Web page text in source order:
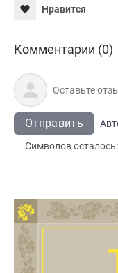
Нравится
Комментарии (0)
Отправить
Символов осталось: